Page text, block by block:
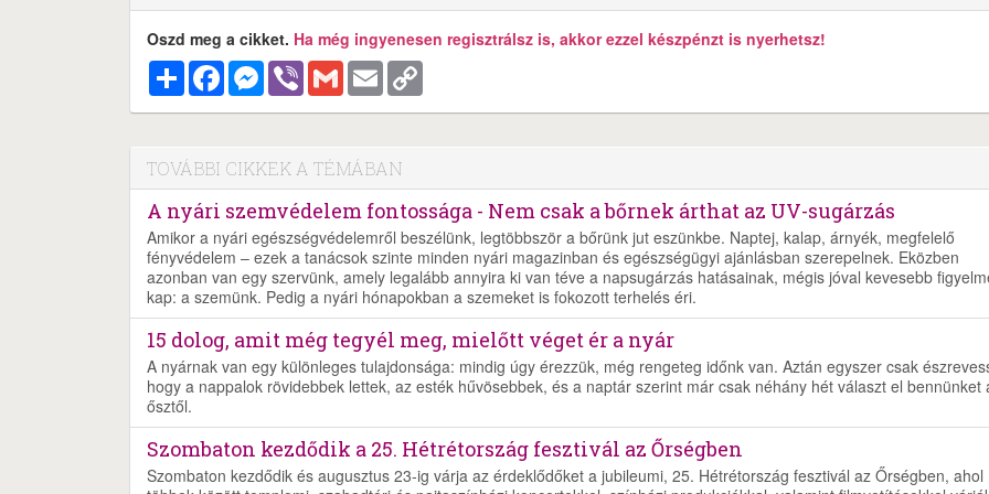
Oszd meg a cikket. Ha még ingyenesen regisztrálsz is, akkor ezzel készpénzt is nyerhetsz!
MegosztásFacebookMessenger
Viber Gmail Email
TOVÁBBI CIKKEK A TÉMÁBAN
A nyári szemvédelem fontossága - Nem csak a bőrnek árthat az UV-sugárzás
Amikor a nyári egészségvédelemről beszélünk, legtöbbször a bőrünk jut eszünkbe. Naptej, kalap, árnyék, megfelelő
fényvédelem – ezek a tanácsok szinte minden nyári magazinban és egészségügyi ajánlásban szerepelnek. Eközben
azonban van egy szervünk, amely legalább annyira ki van téve a napsugárzás hatásainak, mégis jóval kevesebb
kap: a szemünk. Pedig a nyári hónapokban a szemeket is fokozott terhelés éri.
15 dolog, amit még tegyél meg, mielőtt véget ér a nyár
A nyárnak van egy különleges tulajdonsága: mindig úgy érezzük, még rengeteg időnk van. Aztán egyszer csak
hogy a nappalok rövidebbek lettek, az esték hűvösebbek, és a naptár szerint már csak néhány hét választ el bennünket
ősztől.
Szombaton kezdődik a 25. Hétrétország fesztivál az Őrségben
Szombaton kezdődik és augusztus 23-ig várja az érdeklődőket a jubileumi, 25. Hétrétország fesztivál az Őrségben, ahol